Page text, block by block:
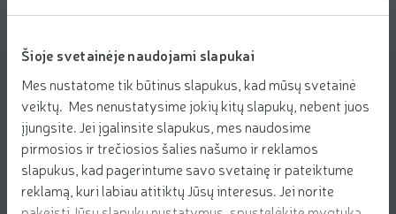
Šioje svetainėje naudojami slapukai
Mes nustatome tik būtinus slapukus, kad mūsų svetainė
veiktų. Mes nenustatysime jokių kitų slapukų, nebent juos
įjungsite. Jei įgalinsite slapukus, mes naudosime
pirmosios ir trečiosios šalies našumo ir reklamos
slapukus, kad pagerintume savo svetainę ir pateiktume
reklamą, kuri labiau atitiktų Jūsų interesus. Jei norite